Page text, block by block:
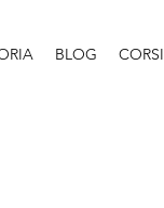
BLOG CORSI